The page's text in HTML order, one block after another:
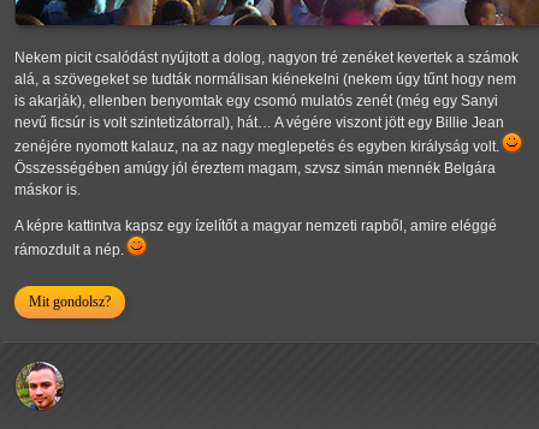
Nekem picit csalódást nyújtott a dolog, nagyon tré zenéket kevertek a számok
alá, a szövegeket se tudták normálisan kiénekelni (nekem úgy tűnt hogy nem
is akarják), ellenben benyomtak egy csomó mulatós zenét (még egy Sanyi
nevű ficsúr is volt szintetizátorral), hát… A végére viszont jött egy Billie Jean
zenéjére nyomott kalauz, na az nagy meglepetés és egyben királyság volt.
Összességében amúgy jól éreztem magam, szvsz simán mennék Belgára
máskor is.
A képre kattintva kapsz egy ízelítőt a magyar nemzeti rapből, amire eléggé
rámozdult a nép.
Mit gondolsz?